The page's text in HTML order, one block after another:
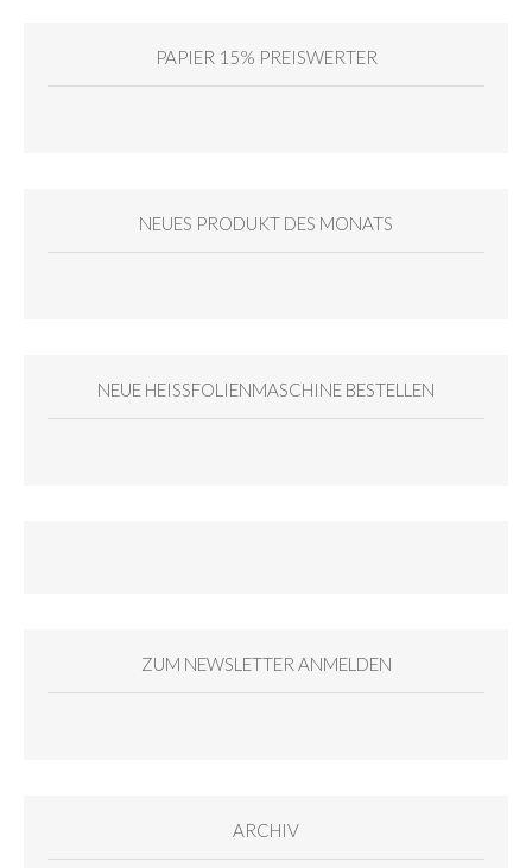
PAPIER 15% PREISWERTER
NEUES PRODUKT DES MONATS
NEUE HEISSFOLIENMASCHINE BESTELLEN
ZUM NEWSLETTER ANMELDEN
ARCHIV